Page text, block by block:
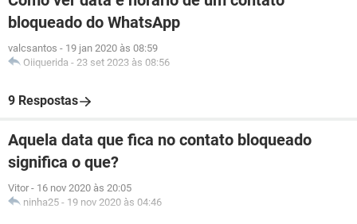
bloqueado do WhatsApp
valcsantos - 19 jan 2020 às 08:59
Oiiquerida - 23 set 2023 às 08:56
9 Respostas
Aquela data que fica no contato bloqueado
significa o que?
Vitor - 16 nov 2020 às 20:05
ninha25 - 19 nov 2020 às 04:46